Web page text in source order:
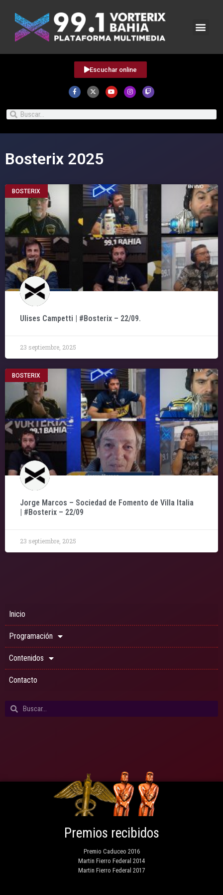
Escuchar online
Bosterix 2025
BOSTERIX
Ulises Campetti | #Bosterix – 22/09.
23 septiembre, 2025
BOSTERIX
Jorge Marcos – Sociedad de Fomento de Villa Italia
| #Bosterix – 22/09
23 septiembre, 2025
Inicio
Programación
Contenidos
Contacto
Premios recibidos
Premio Caduceo 2016
Martin Fierro Federal 2014
Martin Fierro Federal 2017